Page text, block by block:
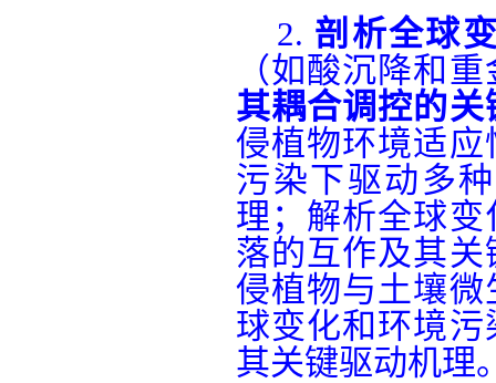
2. 剖析全球
（如酸沉降和
其耦合调控的关
侵植物环境适
污染下驱动多
理；解析全球
落的互作及其
侵植物与土壤
球变化和环境
其关键驱动机理